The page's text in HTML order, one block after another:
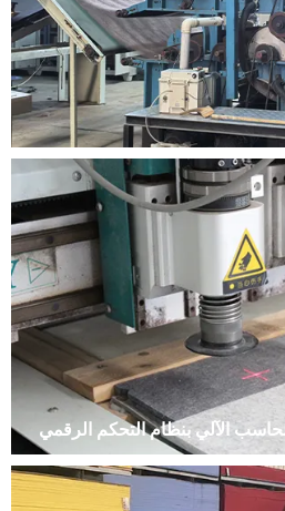
الآلي بنظام التحكم الرقمي